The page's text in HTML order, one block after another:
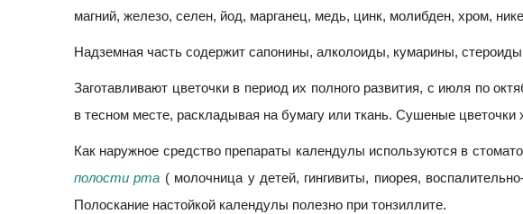
магний, железо, селен, йод, марганец, медь, цинк, молибден, хром,
Надземная часть содержит сапонины, алколоиды, кумарины,
Заготавливают цветочки в период их полного развития, с июля по
в тесном месте, раскладывая на бумагу или ткань. Сушеные цветочки
Как наружное средство препараты календулы используются в
полости рта ( молочница у детей, гингивиты, пиорея,
Полоскание настойкой календулы полезно при тонзиллите.